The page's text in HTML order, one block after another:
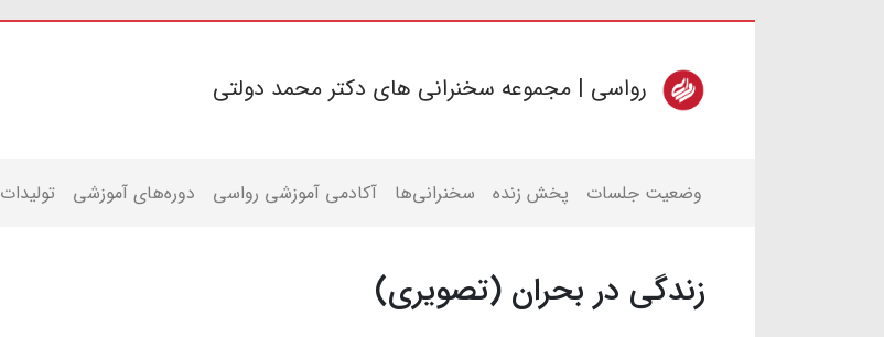
رواسی | مجموعه سخنرانی های دکتر محمد دولتی
وضعیت جلسات پخش زنده سخنرانی‌ها آکادمی آموزشی رواسی دوره‌های آموزشی تولیدات
زندگی در بحران (تصویری)